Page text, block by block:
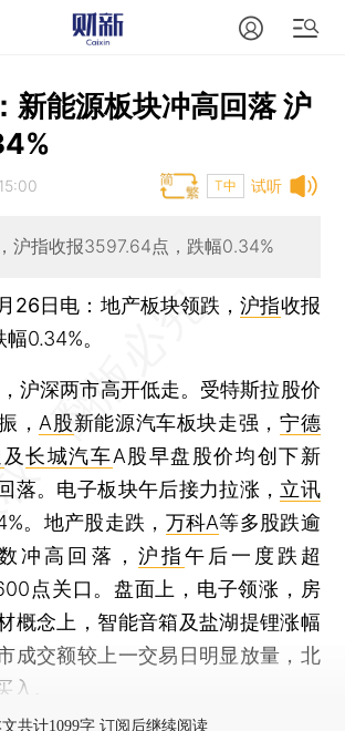
新能源板块冲高回落 沪
试听
T中
沪指收报3597.64点，跌幅0.34%
26日电 ：地产板块领跌，沪指收报
0.34%。
深两市高开低走。受特斯拉股价
， A股新能源汽车板块走强， 宁德
及长城汽车A股早盘股价均创下新
落。电子板块午后接力拉涨， 立讯
。地产股走跌， 万科A等多股跌逾
冲高回落， 沪指午后一度跌超
点关口。盘面上，电子领涨，房
概念上，智能音箱及盐湖提锂涨幅
成交额较上一交易日明显放量，北
入。
共计1099字 订阅后继续阅读